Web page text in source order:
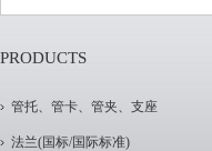
PRODUCTS
管托、管卡、管夹、支座
法兰(国标/国际标准)